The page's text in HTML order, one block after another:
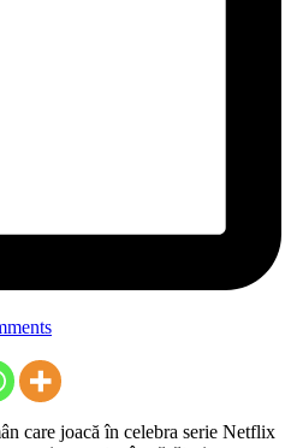
care joacă în celebra serie Netflix